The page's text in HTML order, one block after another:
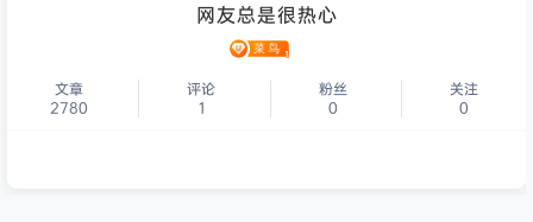
网友总是很热心
文章
2780
评论
1
粉丝
0
关注
0